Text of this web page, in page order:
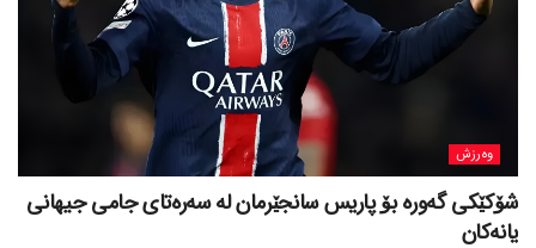
وەرزش
شۆکێکی گەورە بۆ پاریس سانجێرمان لە سەرەتای جامی جیهانی
یانەکان